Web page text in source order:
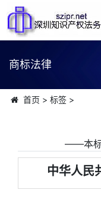
商标法律
首页 > 标签>
――本标
中华人民